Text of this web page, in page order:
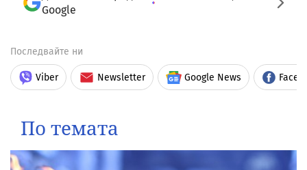
Google
Последвайте ни
Viber Newsletter Google News
По темата